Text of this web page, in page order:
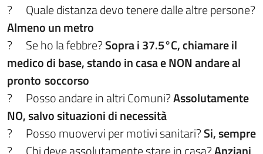
?
Quale distanza devo tenere dalle altre persone?
Almeno un metro
?
Se ho la febbre?Sopra i 37.5°C, chiamare il
medico di base, stando in casa e NON andare al
pronto soccorso
?
Posso andare in altri Comuni?Assolutamente
NO, salvo situazioni di necessità
?
Posso muovervi per motivi sanitari?Si, sempre